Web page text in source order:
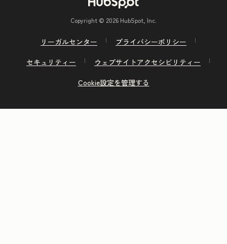
Copyright © 2026 HubSpot, Inc.
リーガルセンター
プライバシーポリシー
セキュリティー
ウェブサイトアクセシビリティー
Cookie設定を管理する